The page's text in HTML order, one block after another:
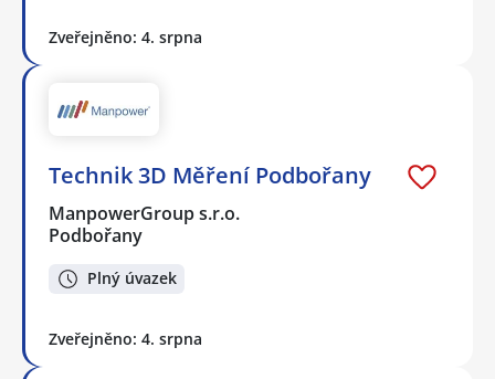
Zveřejněno: 4. srpna
Technik 3D Měření Podbořany
ManpowerGroup s.r.o.
Podbořany
Plný úvazek
Zveřejněno: 4. srpna